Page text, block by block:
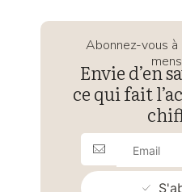
Abonnez-vous
Envie d’en
ce qui fait